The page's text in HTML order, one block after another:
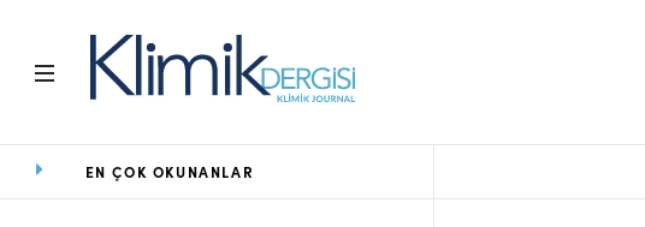
Ana Sayfa
EN ÇOK OKUNANLAR